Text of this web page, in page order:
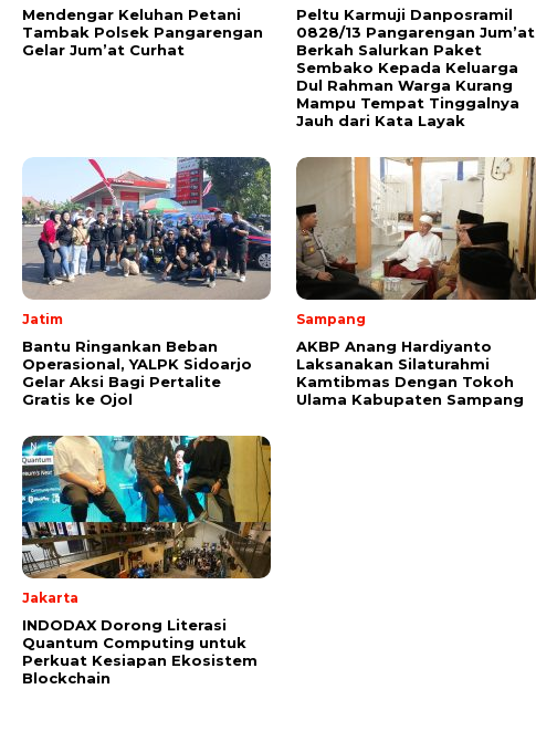
Mendengar Keluhan Petani
Tambak Polsek Pangarengan
Gelar Jum’at Curhat
Peltu Karmuji Danposramil
0828/13 Pangarengan Jum’at
Berkah Salurkan Paket
Sembako Kepada Keluarga
Dul Rahman Warga Kurang
Mampu Tempat Tinggalnya
Jauh dari Kata Layak
Jatim
Bantu Ringankan Beban
Operasional, YALPK Sidoarjo
Gelar Aksi Bagi Pertalite
Gratis ke Ojol
Sampang
AKBP Anang Hardiyanto
Laksanakan Silaturahmi
Kamtibmas Dengan Tokoh
Ulama Kabupaten Sampang
Jakarta
INDODAX Dorong Literasi
Quantum Computing untuk
Perkuat Kesiapan Ekosistem
Blockchain